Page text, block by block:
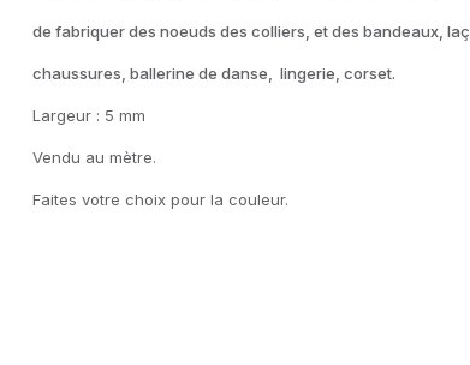
de fabriquer des noeuds des colliers, et des bandeaux,
chaussures, ballerine de danse, lingerie, corset.
Largeur : 5 mm
Vendu au mètre.
Faites votre choix pour la couleur.